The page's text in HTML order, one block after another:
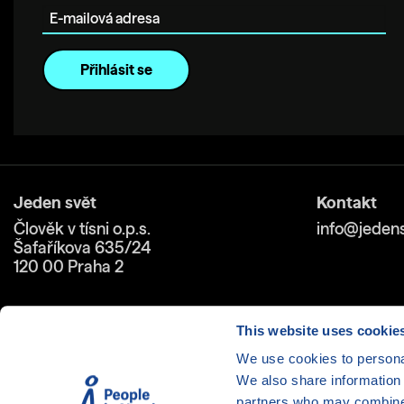
This website uses
We use cookies to
We also share
Jeden svět
Člověk v tísni o.p.s.
Šafaříkova 635/24
120 00 Praha 2
Kontakt